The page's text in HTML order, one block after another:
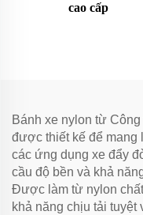
cao cấp
Bánh xe nylon từ
được thiết kế để mang
các ứng dụng xe đẩy
cầu độ bền và khả
Được làm từ nylon
khả năng chịu tải